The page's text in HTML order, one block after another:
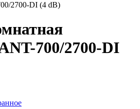
2700-DI (4 dB)
700/2700-DI